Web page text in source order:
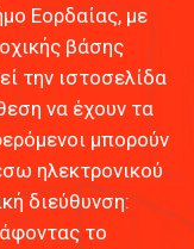
Εορδαίας, με
βάσης
την ιστοσελίδα
να έχουν τα
μπορούν
ηλεκτρονικού
διεύθυνση:
το